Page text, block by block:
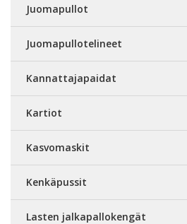
Juomapullot
Juomapullotelineet
Kannattajapaidat
Kartiot
Kasvomaskit
Kenkäpussit
Lasten jalkapallokengät